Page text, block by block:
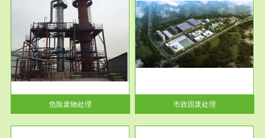
危险废物处理
服务范围
市政固废处理
蔚蓝生态环境科技所从事的市政
废物处理业务包括市政废物的处
理处...
市政固废处理